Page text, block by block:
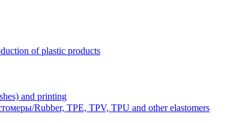
of plastic products
and printing
Rubber, TPE, TPV, TPU and other elastomers